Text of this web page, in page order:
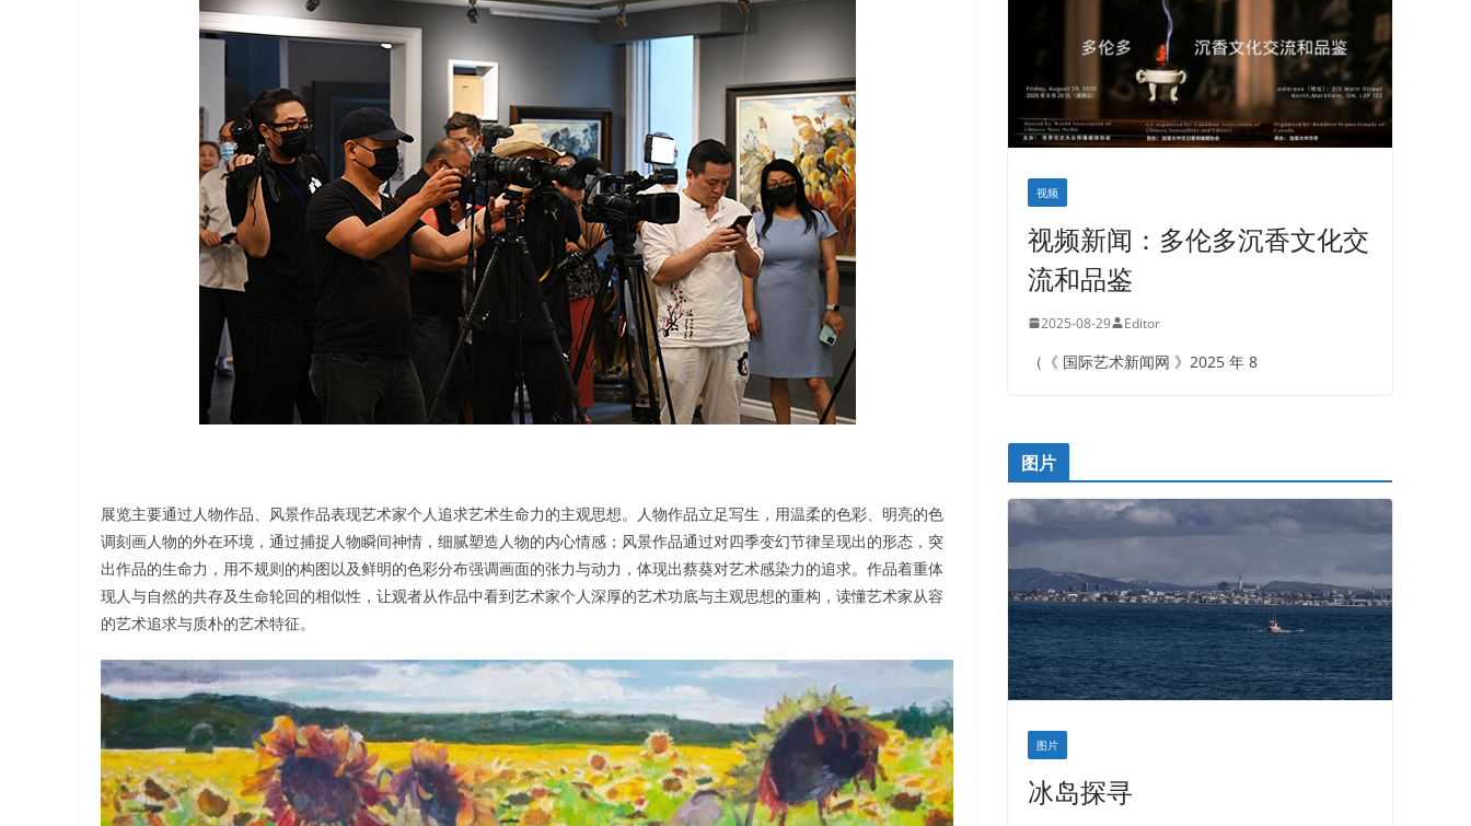
展览主要通过人物作品、风景作品表现艺术家个人追求艺术生命力的主观思想。人物作品立足写生，用温柔的色彩、明亮的色
调刻画人物的外在环境，通过捕捉人物瞬间神情，细腻塑造人物的内心情感；风景作品通过对四季变幻节律呈现出的形态，突
出作品的生命力，用不规则的构图以及鲜明的色彩分布强调画面的张力与动力，体现出蔡葵对艺术感染力的追求。作品着重体
现人与自然的共存及生命轮回的相似性，让观者从作品中看到艺术家个人深厚的艺术功底与主观思想的重构，读懂艺术家从容
的艺术追求与质朴的艺术特征。
视频
视频新闻：多伦多沉香文化交
流和品鉴
2025-08-29 Editor
（《 国际艺术新闻网 》2025 年 8
图片
图片
冰岛探寻